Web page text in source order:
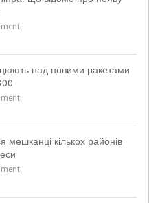
над новими ракетами
мешканці кількох районів